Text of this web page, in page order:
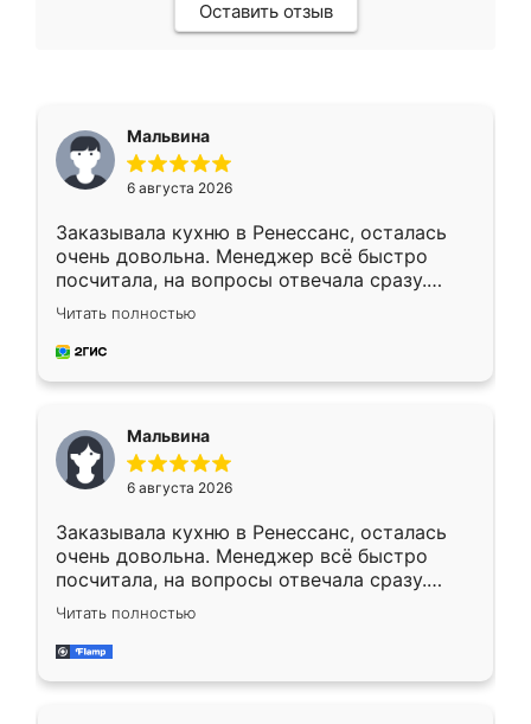
Оставить отзыв
Мальвина
6 августа 2026
Заказывала кухню в Ренессанс, осталась
очень довольна. Менеджер всё быстро
посчитала, на вопросы отвечала сразу.
Замерщик приехал в субботу, подошёл к
делу со всей ответственностью. Собрали
за день, ребята работали аккуратно, даже
Читать полностью
Мальвина
6 августа 2026
Заказывала кухню в Ренессанс, осталась
очень довольна. Менеджер всё быстро
посчитала, на вопросы отвечала сразу.
Замерщик приехал в субботу, подошёл к
делу со всей ответственностью. Собрали
за день, ребята работали аккуратно, даже
Читать полностью